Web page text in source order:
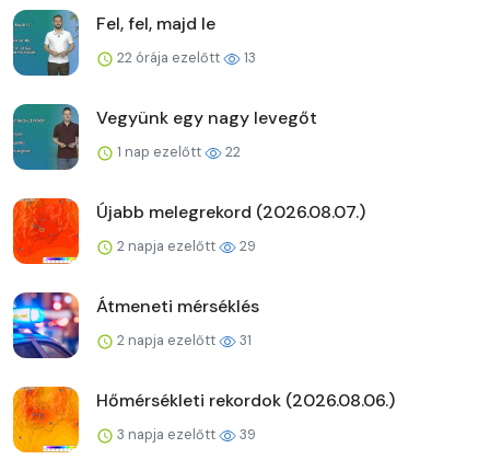
Fel, fel, majd le
22 órája ezelőtt 13
Vegyünk egy nagy levegőt
1 nap ezelőtt 22
Újabb melegrekord (2026.08.07.)
2 napja ezelőtt 29
Átmeneti mérséklés
2 napja ezelőtt 31
Hőmérsékleti rekordok (2026.08.06.)
3 napja ezelőtt 39